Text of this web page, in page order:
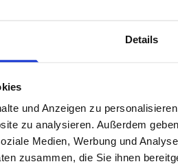
Details
und Anzeigen zu
zu analysieren. Außerdem
Medien, Werbung und
zusammen, die Sie ihnen